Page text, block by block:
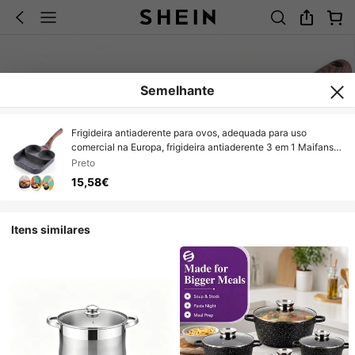
Semelhante
Frigideira antiaderente para ovos, adequada para uso
comercial na Europa, frigideira antiaderente 3 em 1 Maifanshi,
frigideira para café da manhã, uso externo e doméstico,
frigideira com fundo plano de 7 cavidades, assadeira
Maifanshi
Preto
15,58€
Itens similares